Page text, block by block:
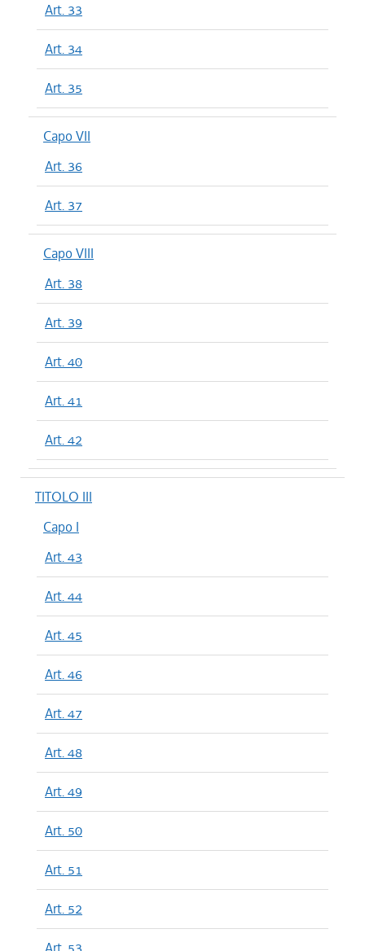
Art. 33
Art. 34
Art. 35
Capo VII
Art. 36
Art. 37
Capo VIII
Art. 38
Art. 39
Art. 40
Art. 41
Art. 42
TITOLO III
Capo I
Art. 43
Art. 44
Art. 45
Art. 46
Art. 47
Art. 48
Art. 49
Art. 50
Art. 51
Art. 52